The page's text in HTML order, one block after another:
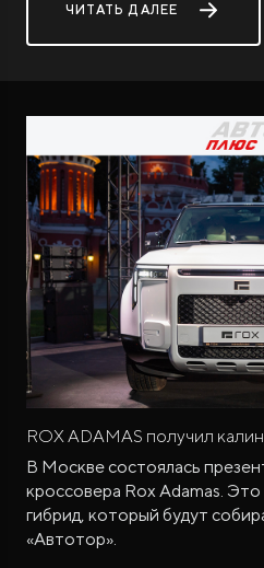
ЧИТАТЬ ДАЛЕЕ
ROX ADAMAS получил
В Москве состоялась
кроссовера Rox Adamas.
гибрид, который будут
«Автотор».